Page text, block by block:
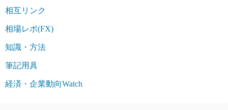
相互リンク
相場レポ(FX)
知識・方法
筆記用具
経済・企業動向Watch